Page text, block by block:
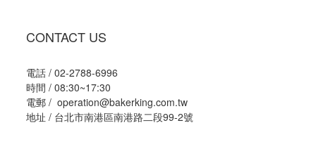
CONTACT US
電話 / 02-2788-6996
時間 / 08:30~17:30
電郵 / operation@bakerking.com.tw
地址 / 台北市南港區南港路二段99-2號